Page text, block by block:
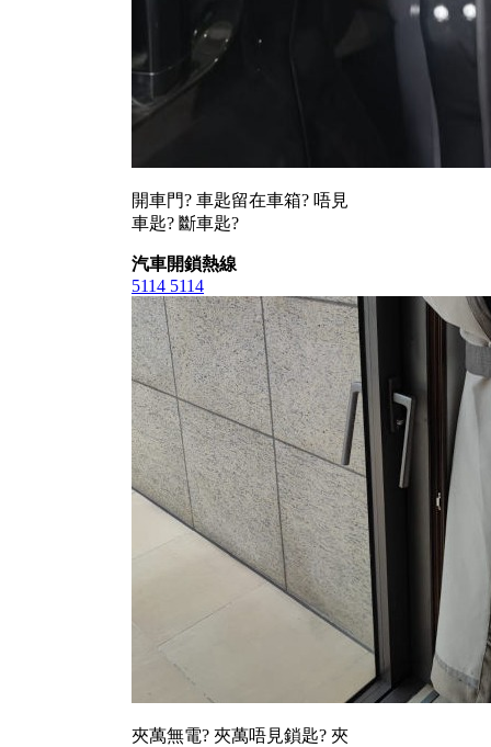
開車門? 車匙留在車箱? 唔見
車匙? 斷車匙?
汽車開鎖熱線
5114 5114
夾萬無電? 夾萬唔見鎖匙? 夾